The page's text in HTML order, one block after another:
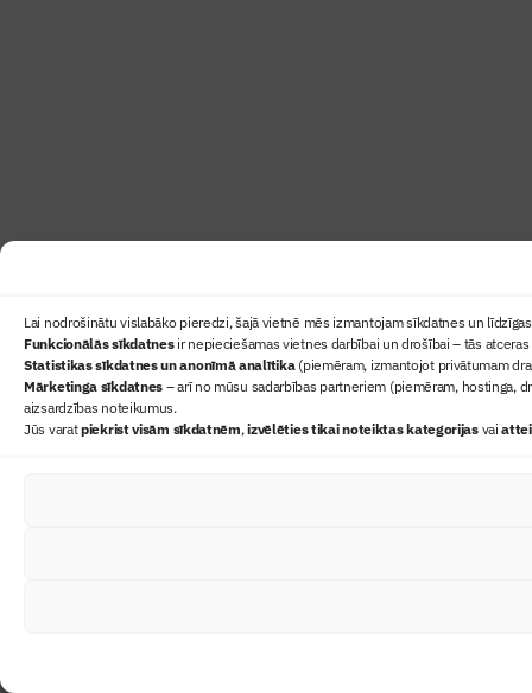
Lai nodrošinātu vislabāko pieredzi, šajā vietnē mēs izmantojam sīkdatnes un
Funkcionālās sīkdatnesir nepieciešamas vietnes darbībai un drošībai – tās
Statistikas sīkdatnes un anonīmā analītika(piemēram, izmantojot privātumam
Mārketinga sīkdatnes – arī no mūsu sadarbības partneriem (piemēram, hostinga,
aizsardzības noteikumus.
Jūs varatpiekrist visām sīkdatnēm,izvēlēties tikai noteiktas kategorijasvai